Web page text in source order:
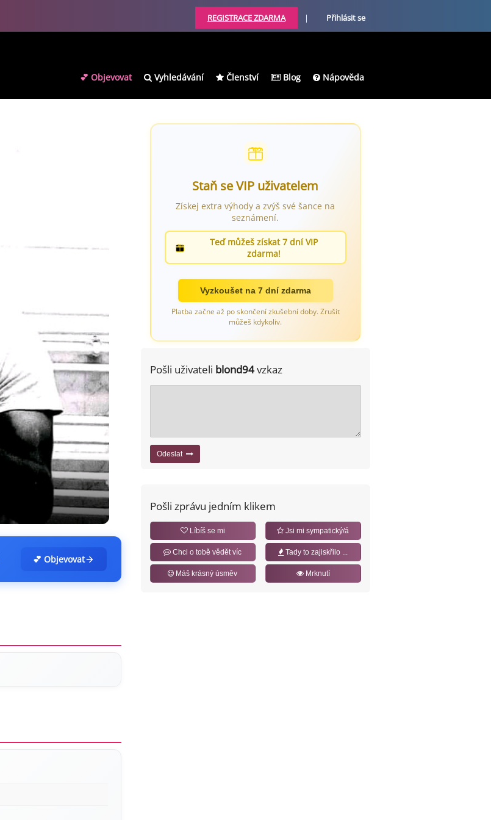
REGISTRACE ZDARMA | Přihlásit se
💕 Objevovat Vyhledávání Členství Blog Nápověda
💕 Objevovat
Staň se VIP uživatelem
Získej extra výhody a zvýš své šance na
seznámení.
Teď můžeš získat 7 dní VIP
zdarma!
Vyzkoušet na 7 dní zdarma
Platba začne až po skončení zkušební doby. Zrušit
můžeš kdykoliv.
Pošli uživateli blond94vzkaz
Odeslat
Pošli zprávu jedním klikem
Líbíš se mi Jsi mi sympatický/á
Chci o tobě vědět víc Tady to zajiskřilo ...
Máš krásný úsměv Mrknutí